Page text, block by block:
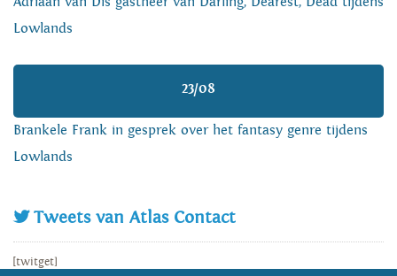
Lowlands
23/08
Brankele Frank in gesprek over het fantasy genre tijdens
Lowlands
Tweets van Atlas Contact
[twitget]